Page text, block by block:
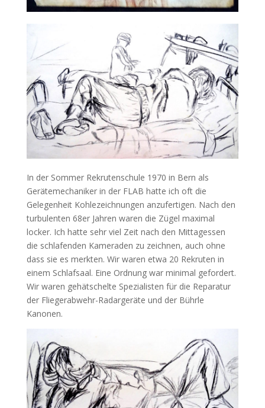
In der Sommer Rekrutenschule 1970 in Bern als
Gerätemechaniker in der FLAB hatte ich oft die
Gelegenheit Kohlezeichnungen anzufertigen. Nach den
turbulenten 68er Jahren waren die Zügel maximal
locker. Ich hatte sehr viel Zeit nach den Mittagessen
die schlafenden Kameraden zu zeichnen, auch ohne
dass sie es merkten. Wir waren etwa 20 Rekruten in
einem Schlafsaal. Eine Ordnung war minimal gefordert.
Wir waren gehätschelte Spezialisten für die Reparatur
der Fliegerabwehr-Radargeräte und der Bührle
Kanonen.